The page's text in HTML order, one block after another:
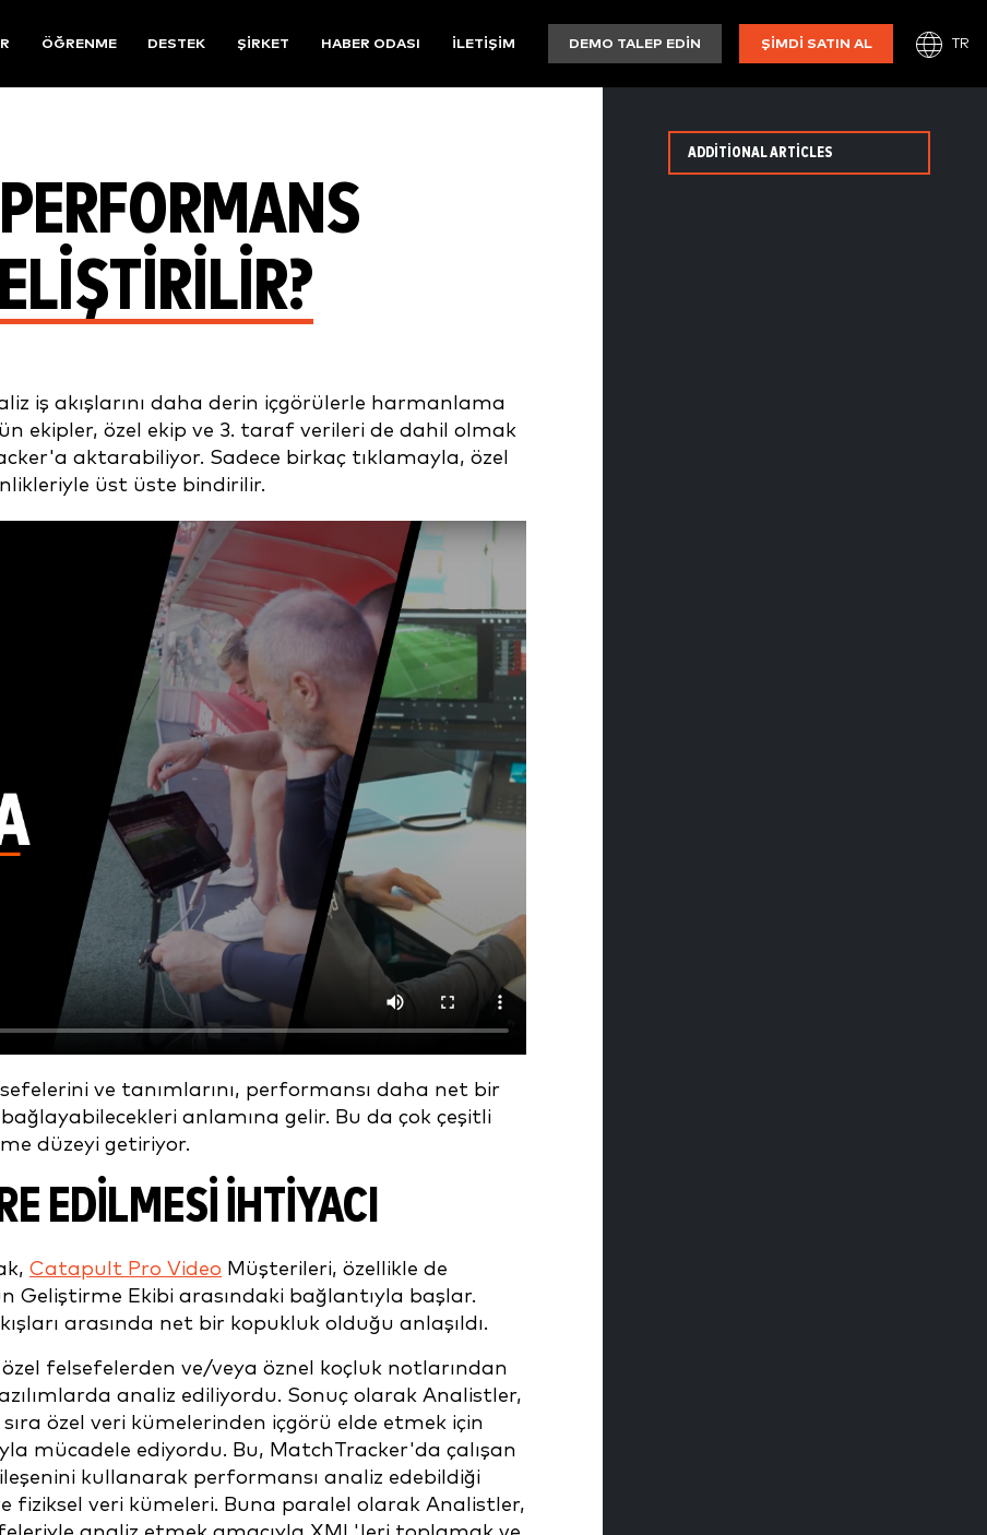
ÖĞRENME DESTEK ŞIRKET HABER ODASI İLETIŞIM DEMO TALEP EDIN ŞIMDI SATIN AL TR
iş akışlarını daha derin içgörülerle harmanlama
ekipler, özel ekip ve 3. taraf verileri de dahil olmak
aktarabiliyor. Sadece birkaç tıklamayla, özel
üst üste bindirilir.
ve tanımlarını, performansı daha net bir
anlamına gelir. Bu da çok çeşitli
düzeyi getiriyor.
EDILMESI İHTIYACI
Catapult Pro Video Müşterileri, özellikle de
Geliştirme Ekibi arasındaki bağlantıyla başlar.
arasında net bir kopukluk olduğu anlaşıldı.
felsefelerden ve/veya öznel koçluk notlarından
analiz ediliyordu. Sonuç olarak Analistler,
özel veri kümelerinden içgörü elde etmek için
mücadele ediyordu. Bu, MatchTracker'da çalışan
kullanarak performansı analiz edebildiği
fiziksel veri kümeleri. Buna paralel olarak Analistler,
ADDITIONAL ARTICLES